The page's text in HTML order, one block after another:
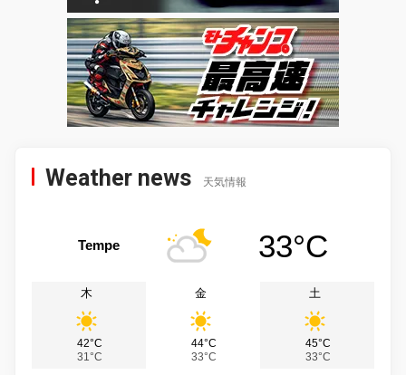
Weather news 天気情報
Tempe 33°C
木
42°C
31°C
金
44°C
33°C
土
45°C
33°C